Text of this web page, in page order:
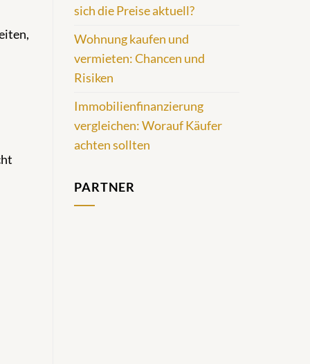
sich die Preise aktuell?
Wohnung kaufen und
vermieten: Chancen und
Risiken
Immobilienfinanzierung
vergleichen: Worauf Käufer
achten sollten
PARTNER